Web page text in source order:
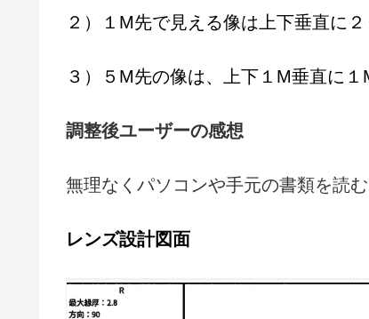
２）１M先で見える像は上下垂直に
３）５M先の像は、上下１M垂直に
調整後ユーザーの感想
無理なくパソコンや手元の書類を読
レンズ設計図面